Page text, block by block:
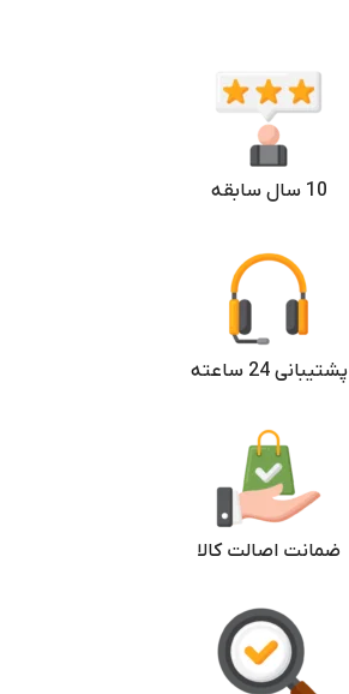
10 سال سابقه
پشتیبانی 24 ساعته
ضمانت اصالت کالا